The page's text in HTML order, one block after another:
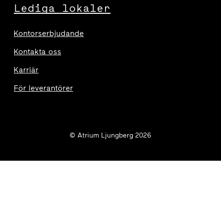
Lediga lokaler
Kontorserbjudande
Kontakta oss
Karriär
För leverantörer
© Atrium Ljungberg 2026